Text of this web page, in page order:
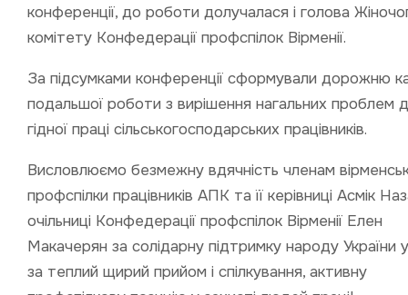
конференції, до роботи долучалася і голова
комітету Конфедерації профспілок Вірменії.
За підсумками конференції сформували дорожню
подальшої роботи з вирішення нагальних проблем
гідної праці сільськогосподарських працівників.
Висловлюємо безмежну вдячність членам
профспілки працівників АПК та її керівниці Асмік
очільниці Конфедерації профспілок Вірменії Елен
Макачерян за солідарну підтримку народу України у
за теплий щирий прийом і спілкування, активну